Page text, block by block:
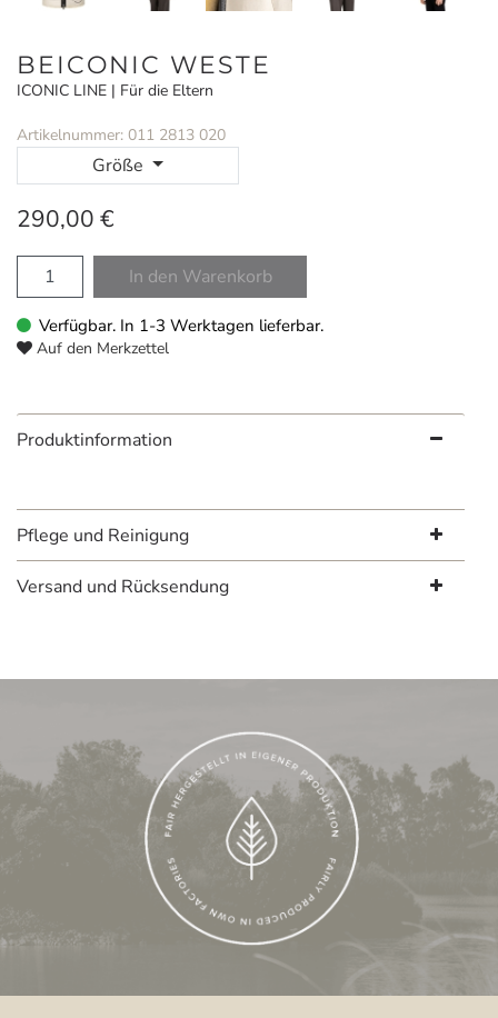
Previous Next
BEICONIC WESTE
ICONIC LINE | Für die Eltern
Artikelnummer: 011 2813 020
Größe
290,00 €
In den Warenkorb
Verfügbar. In 1-3 Werktagen lieferbar.
Auf den Merkzettel
Produktinformation
Pflege und Reinigung
Versand und Rücksendung